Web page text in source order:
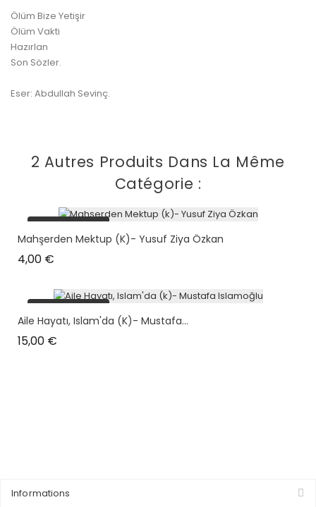
Ölüm Bize Yetişir
Ölüm Vakti
Hazırlan
Son Sözler.
Eser: Abdullah Sevinç.
2 Autres Produits Dans La Même
Catégorie :
plus en stock
Mahşerden Mektup (k)- Yusuf Ziya Özkan
4,00 €
plus en stock
Aile Hayatı, Islam'da (k)- Mustafa...
15,00 €
Informations